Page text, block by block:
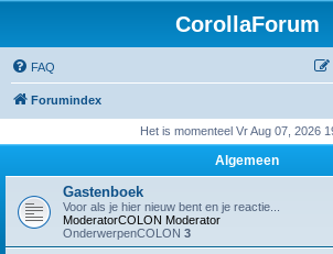
CorollaForum
FAQ
Forumindex
Het is momenteel Vr Aug 07, 2026
Algemeen
Gastenboek
Voor als je hier nieuw bent en je reactie...
ModeratorCOLON Moderator
OnderwerpenCOLON 3